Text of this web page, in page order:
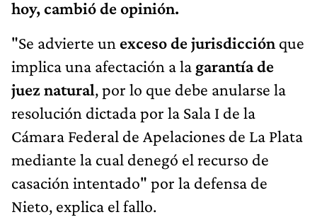
hoy, cambió de opinión.
"Se advierte un exceso de jurisdicción que
implica una afectación a la garantía de
juez natural, por lo que debe anularse la
resolución dictada por la Sala I de la
Cámara Federal de Apelaciones de La Plata
mediante la cual denegó el recurso de
casación intentado" por la defensa de
Nieto, explica el fallo.